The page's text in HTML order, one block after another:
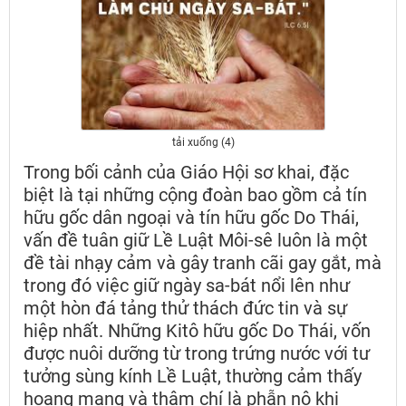
tải xuống (4)
Trong bối cảnh của Giáo Hội sơ khai, đặc
biệt là tại những cộng đoàn bao gồm cả tín
hữu gốc dân ngoại và tín hữu gốc Do Thái,
vấn đề tuân giữ Lề Luật Môi-sê luôn là một
đề tài nhạy cảm và gây tranh cãi gay gắt, mà
trong đó việc giữ ngày sa-bát nổi lên như
một hòn đá tảng thử thách đức tin và sự
hiệp nhất. Những Kitô hữu gốc Do Thái, vốn
được nuôi dưỡng từ trong trứng nước với tư
tưởng sùng kính Lề Luật, thường cảm thấy
hoang mang và thậm chí là phẫn nộ khi